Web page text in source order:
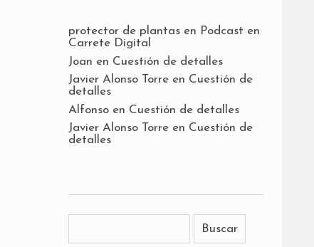
protector de plantas en Podcast en
Carrete Digital
Joan en Cuestión de detalles
Javier Alonso Torre en Cuestión de
detalles
Alfonso en Cuestión de detalles
Javier Alonso Torre en Cuestión de
detalles